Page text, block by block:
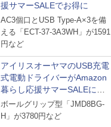
援サマーSALEでお得に
AC3個口とUSB Type-A×3を備
える「ECT-37-3A3WH」が1591
円など
アイリスオーヤマのUSB充電
式電動ドライバーがAmazon
暮らし応援サマーSALEに登
場
ボールグリップ型「JMD8BG-
H」が3780円など